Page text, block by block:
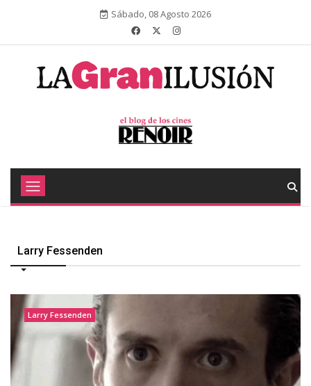
Sábado, 08 Agosto 2026
Larry Fessenden
Larry Fessenden